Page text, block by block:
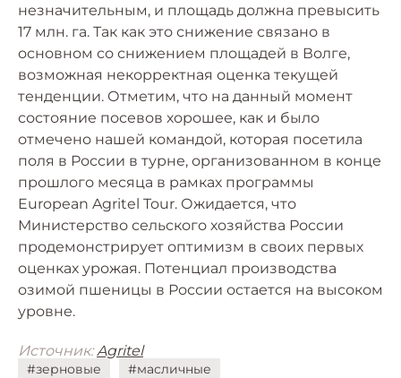
незначительным, и площадь должна превысить
17 млн. га. Так как это снижение связано в
основном со снижением площадей в Волге,
возможная некорректная оценка текущей
тенденции. Отметим, что на данный момент
состояние посевов хорошее, как и было
отмечено нашей командой, которая посетила
поля в России в турне, организованном в конце
прошлого месяца в рамках программы
European Agritel Tour. Ожидается, что
Министерство сельского хозяйства России
продемонстрирует оптимизм в своих первых
оценках урожая. Потенциал производства
озимой пшеницы в России остается на высоком
уровне.
Источник:Agritel
#зерновые #масличные